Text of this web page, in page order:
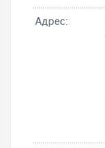
Адрес: